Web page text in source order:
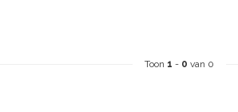
Toon 1 - 0 van 0